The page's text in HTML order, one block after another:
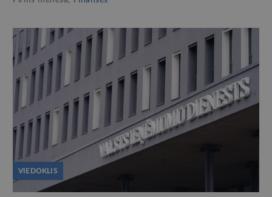
VIEDOKLIS